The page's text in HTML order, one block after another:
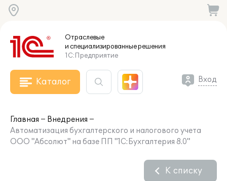
Отраслевые
и специализированныерешения
1С:Предприятие
Каталог Вход
Главная
Внедрения
Автоматизация бухгалтерского и налогового учета
ООО "Абсолют" на базе ПП "1С:Бухгалтерия 8.0"
К списку